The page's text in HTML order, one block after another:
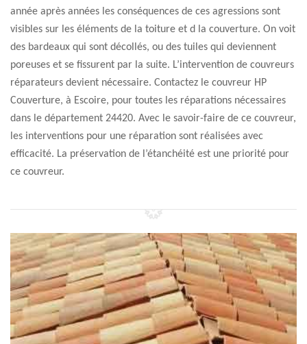
année après années les conséquences de ces agressions sont
visibles sur les éléments de la toiture et d la couverture. On voit
des bardeaux qui sont décollés, ou des tuiles qui deviennent
poreuses et se fissurent par la suite. L’intervention de couvreurs
réparateurs devient nécessaire. Contactez le couvreur HP
Couverture, à Escoire, pour toutes les réparations nécessaires
dans le département 24420. Avec le savoir-faire de ce couvreur,
les interventions pour une réparation sont réalisées avec
efficacité. La préservation de l’étanchéité est une priorité pour
ce couvreur.